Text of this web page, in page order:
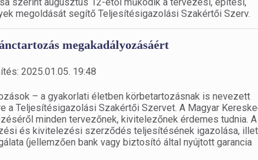
megoldását segítő Teljesítésigazolási Szakértői Szerv.
megakadályozásáért
2025.01.05. 19:48
– a gyakorlati életben körbetartozásnak is nevezett
a Teljesítésigazolási Szakértői Szervet. A Magyar
minden tervezőnek, kivitelezőnek érdemes tudnia. A
és kivitelezési szerződés teljesítésének igazolása,
(jellemzően bank vagy biztosító által nyújtott garancia